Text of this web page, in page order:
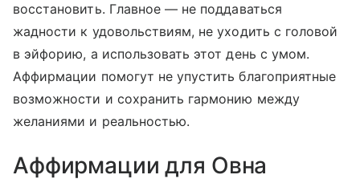
восстановить. Главное — не поддаваться
жадности к удовольствиям, не уходить с головой
в эйфорию, а использовать этот день с умом.
Аффирмации помогут не упустить благоприятные
возможности и сохранить гармонию между
желаниями и реальностью.
Аффирмации для Овна